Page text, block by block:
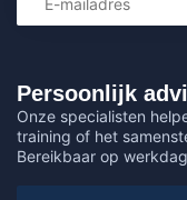
Persoonlijk
Onze specialisten
training of het
Bereikbaar op